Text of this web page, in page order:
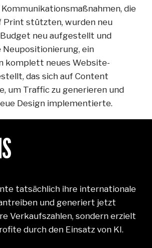
die
Print stützten, wurden neu
neu aufgestellt und
ein
komplett neues Website-
das sich auf Content
um Traffic zu generieren und
Design implementierte.
tatsächlich ihre internationale
und generiert jetzt
Verkaufszahlen, sondern erzielt
durch den Einsatz von KI.